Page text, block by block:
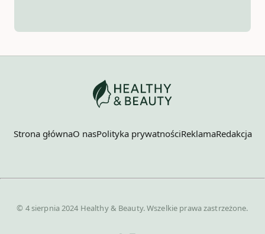
Strona głównaO nasPolityka prywatnościReklamaRedakcja
© 4 sierpnia 2024 Healthy & Beauty. Wszelkie prawa zastrzeżone.